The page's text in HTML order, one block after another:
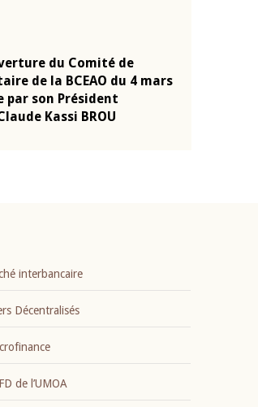
du Comité de
de la BCEAO du 4 mars
par son Président
Kassi BROU
interbancaire
Décentralisés
de l’UMOA